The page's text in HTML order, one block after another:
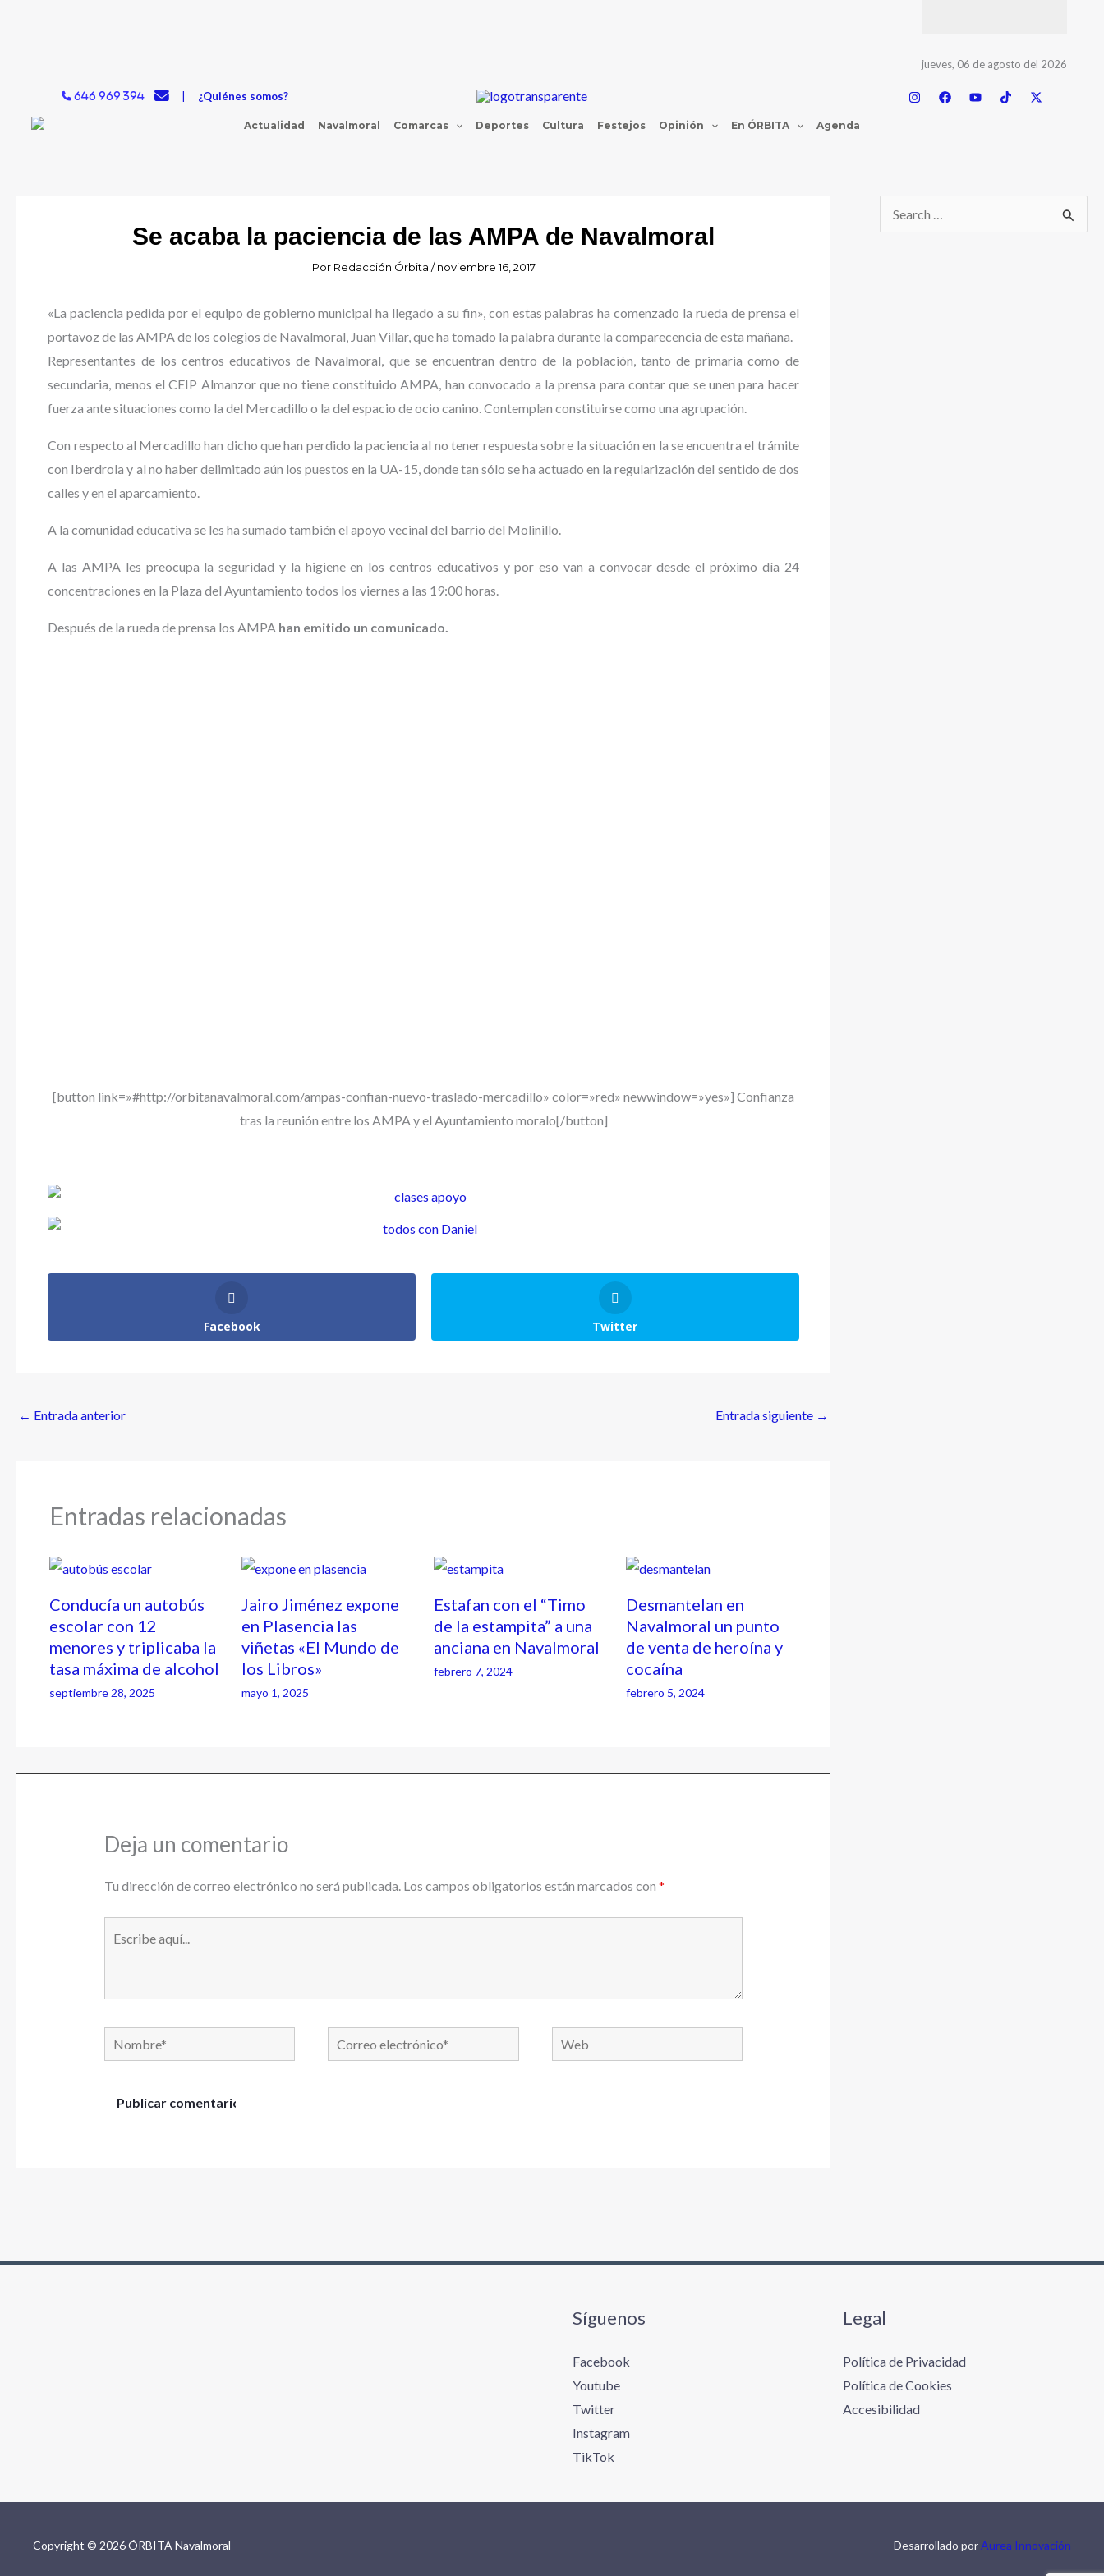
jueves, 06 de agosto del 2026
646 969 394 ¿Quiénes somos?
Actualidad Navalmoral Comarcas Deportes Cultura Festejos Opinión En ÓRBITA Agenda
Se acaba la paciencia de las AMPA de Navalmoral
Por Redacción Órbita /noviembre 16, 2017
«La paciencia pedida por el equipo de gobierno municipal ha llegado a su fin», con estas palabras ha comenzado la rueda de prensa el
portavoz de las AMPA de los colegios de Navalmoral, Juan Villar, que ha tomado la palabra durante la comparecencia de esta mañana.
Representantes de los centros educativos de Navalmoral, que se encuentran dentro de la población, tanto de primaria como de
secundaria, menos el CEIP Almanzor que no tiene constituido AMPA, han convocado a la prensa para contar que se unen para hacer
fuerza ante situaciones como la del Mercadillo o la del espacio de ocio canino. Contemplan constituirse como una agrupación.
Con respecto al Mercadillo han dicho que han perdido la paciencia al no tener respuesta sobre la situación en la se encuentra el trámite
con Iberdrola y al no haber delimitado aún los puestos en la UA-15, donde tan sólo se ha actuado en la regularización del sentido de dos
calles y en el aparcamiento.
A la comunidad educativa se les ha sumado también el apoyo vecinal del barrio del Molinillo.
A las AMPA les preocupa la seguridad y la higiene en los centros educativos y por eso van a convocar desde el próximo día 24
concentraciones en la Plaza del Ayuntamiento todos los viernes a las 19:00 horas.
Después de la rueda de prensa los AMPA han emitido un comunicado.
[button link=»#http://orbitanavalmoral.com/ampas-confian-nuevo-traslado-mercadillo» color=»red» newwindow=»yes»] Confianza
tras la reunión entre los AMPA y el Ayuntamiento moralo[/button]
Facebook Twitter
← Entrada anterior Entrada siguiente →
Entradas relacionadas
Conducía un autobús
escolar con 12
menores y triplicaba la
tasa máxima de alcohol
septiembre 28, 2025
Jairo Jiménez expone
en Plasencia las
viñetas «El Mundo de
los Libros»
mayo 1, 2025
Estafan con el “Timo
de la estampita” a una
anciana en Navalmoral
febrero 7, 2024
Desmantelan en
Navalmoral un punto
de venta de heroína y
cocaína
febrero 5, 2024
Deja un comentario
Tu dirección de correo electrónico no será publicada. Los campos obligatorios están marcados con *
Nombre*
Correo
electrónico*
Web
Síguenos
Facebook
Youtube
Twitter
Instagram
TikTok
Legal
Política de Privacidad
Política de Cookies
Accesibilidad
Copyright © 2026 ÓRBITA Navalmoral Desarrollado porAurea Innovación